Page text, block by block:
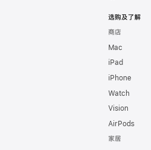
选购及了解
商店
Mac
iPad
iPhone
Watch
Vision
AirPods
家居